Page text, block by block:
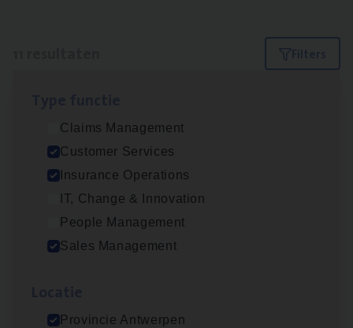
Filters
Claims Management
Customer Services
Insurance Operations
IT, Change & Innovation
People Management
Sales Management
Provincie Antwerpen
Advisor/​Configuratie ana­lyst Part­ner in
Benefits
Insurance Operations
Beveren
Antwerpen